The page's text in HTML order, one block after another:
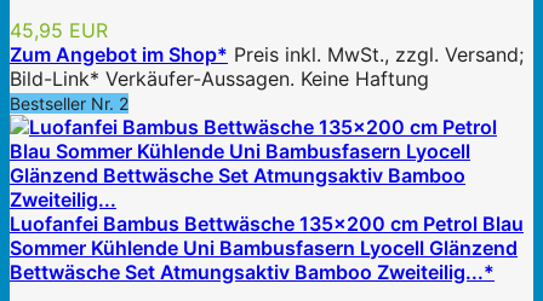
45,95 EUR
Zum Angebot im Shop* Preis inkl. MwSt., zzgl. Versand;
Bild-Link* Verkäufer-Aussagen. Keine Haftung
Bestseller Nr. 2
Luofanfei Bambus Bettwäsche 135x200 cm Petrol Blau
Sommer Kühlende Uni Bambusfasern Lyocell Glänzend
Bettwäsche Set Atmungsaktiv Bamboo Zweiteilig...*